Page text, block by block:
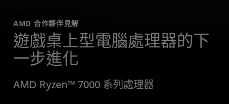
AMD 合作夥伴見解
遊戲桌上型電腦處理器的下
一步進化
AMD Ryzen™ 7000 系列處理器